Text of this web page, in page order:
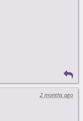
들은 중국에 더 관심
타는 사람들을 부러워
고.
다 생각했어
2 months ago